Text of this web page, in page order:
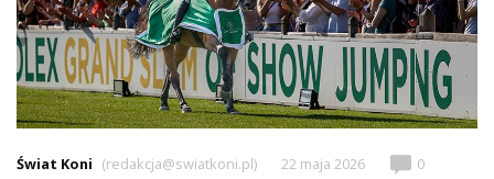
Świat Koni (redakcja@swiatkoni.pl) 22 maja 2026 0